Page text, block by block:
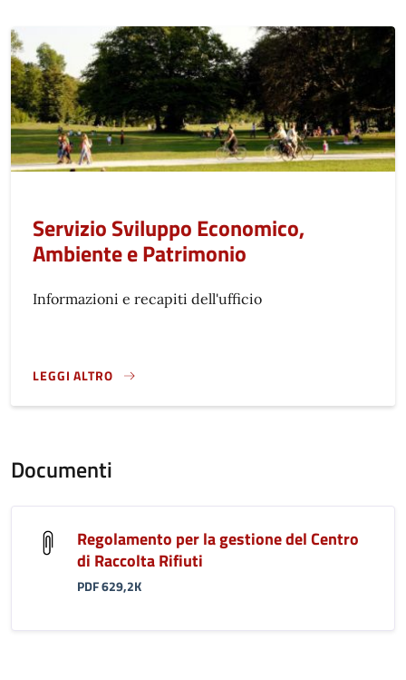
Servizio Sviluppo Economico,
Ambiente e Patrimonio
Informazioni e recapiti dell'ufficio
LEGGI ALTRO
}
Documenti
Regolamento per la gestione del Centro
di Raccolta Rifiuti
PDF 629,2K